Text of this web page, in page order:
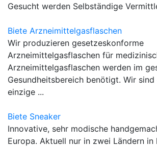
Gesucht werden Selbständige
Biete Arzneimittelgasflaschen
Wir produzieren gesetzeskonforme
Arzneimittelgasflaschen für
Arzneimittelgasflaschen werden im
Gesundheitsbereich benötigt. Wir
einzige ...
Biete Sneaker
Innovative, sehr modische
Europa. Aktuell nur in zwei Ländern in